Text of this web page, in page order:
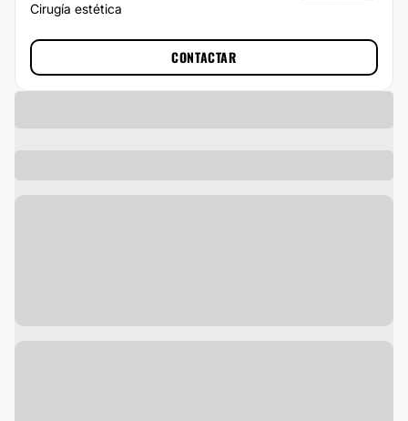
Cirugía estética
CONTACTAR